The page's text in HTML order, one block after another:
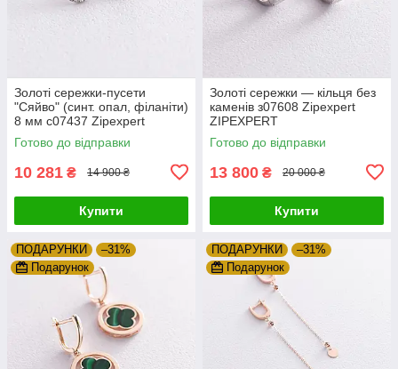
Золоті сережки-пусети
"Сяйво" (синт. опал, філаніти)
8 мм с07437 Zipexpert
ZIPEXPERT
Готово до відправки
10 281 ₴ 14 900 ₴
Купити
Золоті сережки — кільця без
каменів з07608 Zipexpert
ZIPEXPERT
Готово до відправки
13 800 ₴ 20 000 ₴
Купити
ПОДАРУНКИ
–31%
Подарунок
ПОДАРУНКИ
–31%
Подарунок